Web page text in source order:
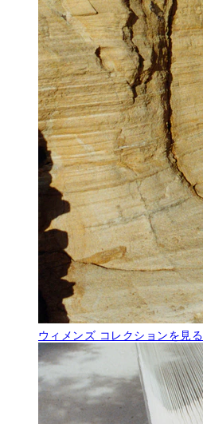
ウィメンズ コレクションを見る